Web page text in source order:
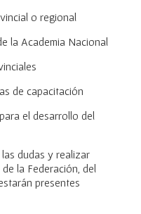
o regional
la Academia Nacional
de capacitación
el desarrollo del
dudas y realizar
la Federación, del
presentes